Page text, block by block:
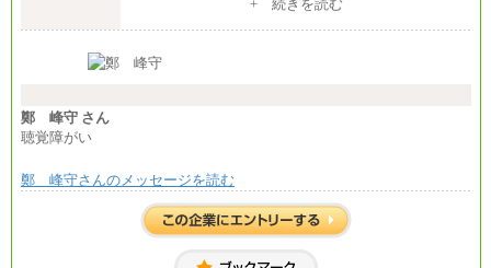
月給370,000円～
ます。
+ 続きを読む
鄭 峰守 さん
聴覚障がい
鄭 峰守さんのメッセージを読む